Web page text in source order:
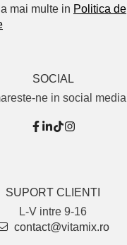
mai multe in Politica de
SOCIAL
ne in social media
SUPORT CLIENTI
L-V intre 9-16
contact@vitamix.ro